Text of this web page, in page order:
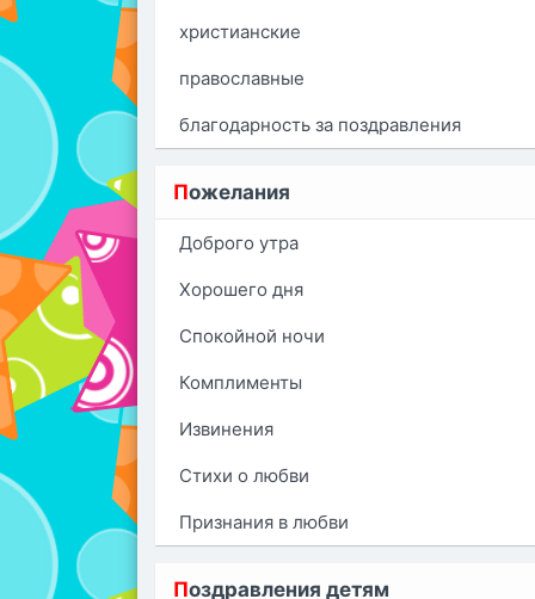
христианские
православные
благодарность за поздравления
Пожелания
Доброго утра
Хорошего дня
Спокойной ночи
Комплименты
Извинения
Стихи о любви
Признания в любви
Поздравления детям